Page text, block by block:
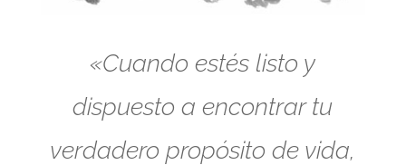
«Cuando estés listo y
dispuesto a encontrar tu
verdadero propósito de vida,